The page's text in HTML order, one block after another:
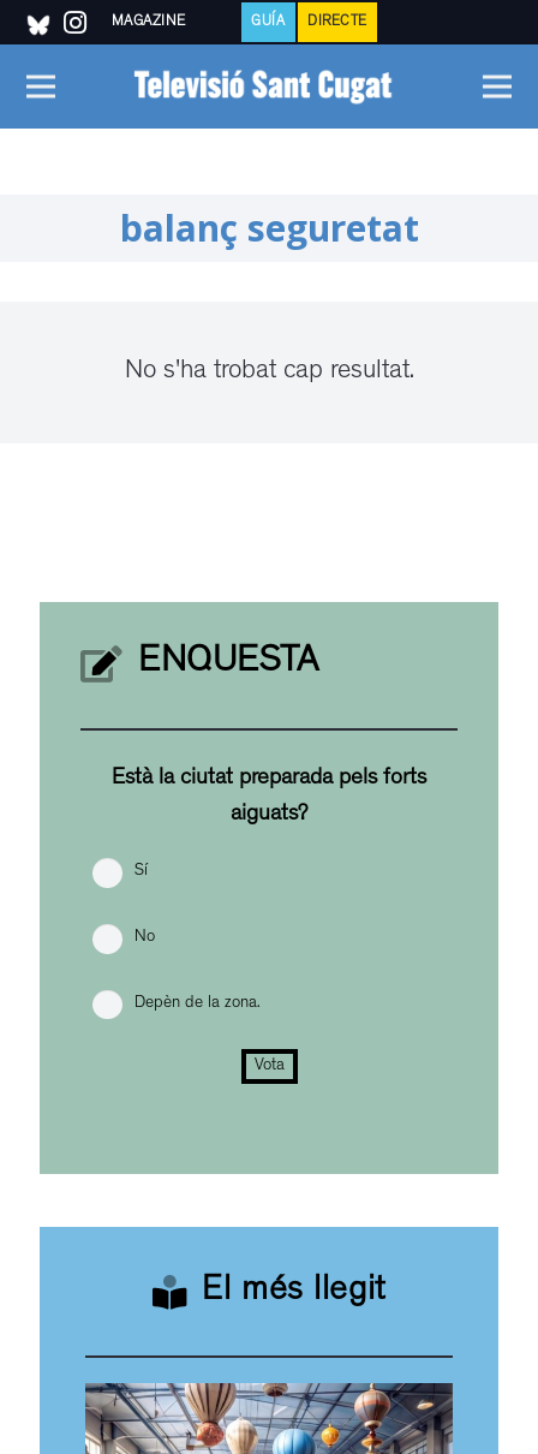
MAGAZINE GUÍA DIRECTE
balanç seguretat
No s'ha trobat cap resultat.
ENQUESTA
Està la ciutat preparada pels forts
aiguats?
Sí
No
Depèn de la zona.
Vota
El més llegit